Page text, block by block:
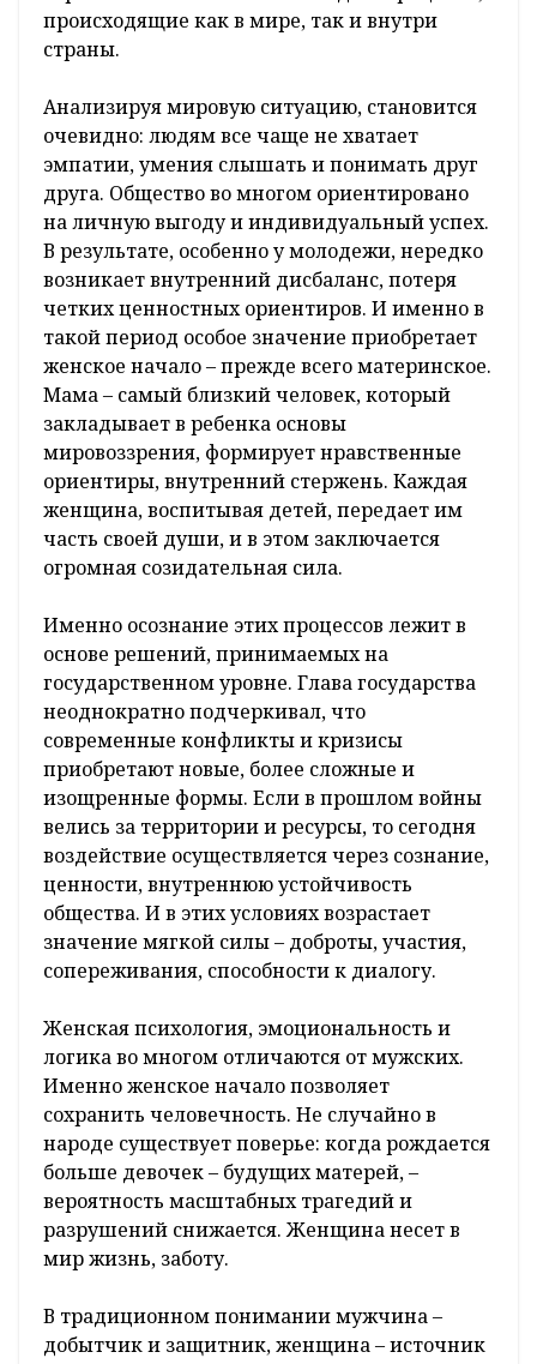
происходящие как в мире, так и внутри
страны.
Анализируя мировую ситуацию, становится
очевидно: людям все чаще не хватает
эмпатии, умения слышать и понимать друг
друга. Общество во многом ориентировано
на личную выгоду и индивидуальный успех.
В результате, особенно у молодежи, нередко
возникает внутренний дисбаланс, потеря
четких ценностных ориентиров. И именно в
такой период особое значение приобретает
женское начало – прежде всего материнское.
Мама – самый близкий человек, который
закладывает в ребенка основы
мировоззрения, формирует нравственные
ориентиры, внутренний стержень. Каждая
женщина, воспитывая детей, передает им
часть своей души, и в этом заключается
огромная созидательная сила.
Именно осознание этих процессов лежит в
основе решений, принимаемых на
государственном уровне. Глава государства
неоднократно подчеркивал, что
современные конфликты и кризисы
приобретают новые, более сложные и
изощренные формы. Если в прошлом войны
велись за территории и ресурсы, то сегодня
воздействие осуществляется через сознание,
ценности, внутреннюю устойчивость
общества. И в этих условиях возрастает
значение мягкой силы – доброты, участия,
сопереживания, способности к диалогу.
Женская психология, эмоциональность и
логика во многом отличаются от мужских.
Именно женское начало позволяет
сохранить человечность. Не случайно в
народе существует поверье: когда рождается
больше девочек – будущих матерей, –
вероятность масштабных трагедий и
разрушений снижается. Женщина несет в
мир жизнь, заботу.
В традиционном понимании мужчина –
добытчик и защитник, женщина – источник